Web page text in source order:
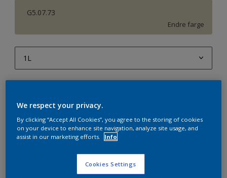
G5.07.73
Endre farge
1L
1L
10L
Legg i handleliste
We respect your privacy.
By clicking “Accept All Cookies”, you agree to the storing of cookies
on your device to enhance site navigation, analyze site usage, and
assist in our marketing efforts.
Info
Cookies Settings